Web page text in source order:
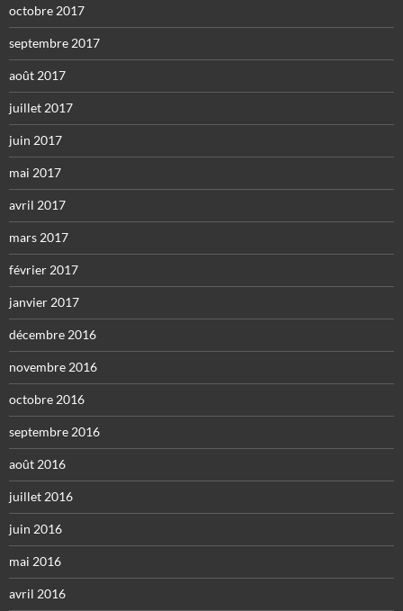
octobre 2017
septembre 2017
août 2017
juillet 2017
juin 2017
mai 2017
avril 2017
mars 2017
février 2017
janvier 2017
décembre 2016
novembre 2016
octobre 2016
septembre 2016
août 2016
juillet 2016
juin 2016
mai 2016
avril 2016